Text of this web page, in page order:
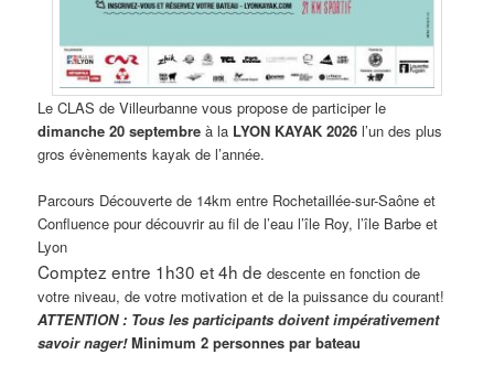
Le CLAS de Villeurbanne vous propose de participer le
dimanche 20 septembre à la LYON KAYAK 2026 l’un des plus
gros évènements kayak de l’année.
Parcours Découverte de 14km entre Rochetaillée-sur-Saône et
Confluence pour découvrir au fil de l’eau l’île Roy, l’île Barbe et
Lyon
Comptez entre 1h30 et 4h dedescente en fonction de
votre niveau, de votre motivation et de la puissance du courant!
ATTENTION : Tous les participants doivent impérativement
savoir nager! Minimum 2 personnes par bateau